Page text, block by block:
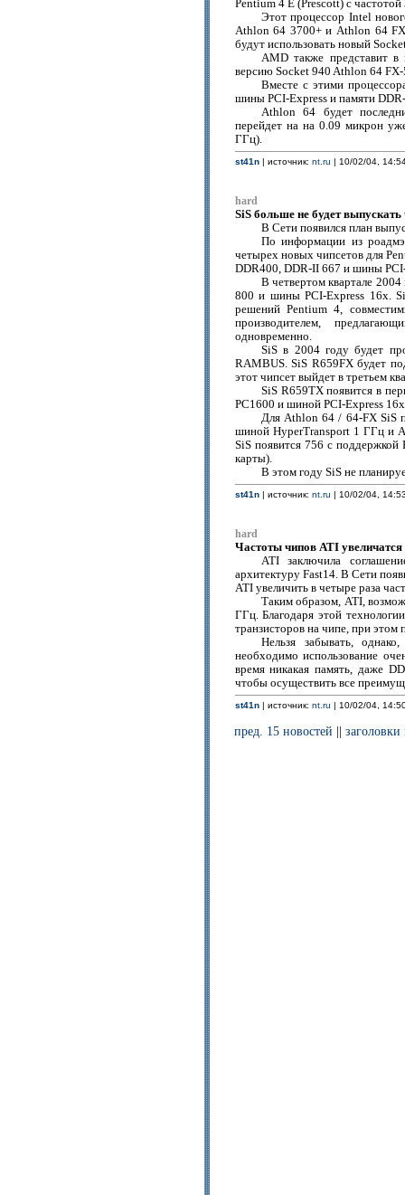
Pentium 4 E (Prescott) с
Этот процессор Intel
Athlon 64 3700+ и Athlon 64
будут использовать новый
AMD также представит
версию Socket 940 Athlon 64 FX-
Вместе с этими
шины PCI-Express и памяти
Athlon 64 будет
перейдет на на 0.09 микрон
ГГц).
st41n| источник: nt.ru | 10/02/04,
hard
SiS больше не будет
В Сети появился план
По информации из
четырех новых чипсетов для
DDR400, DDR-II 667 и шины
В четвертом квартале
800 и шины PCI-Express 16x.
решений Pentium 4,
производителем,
одновременно.
SiS в 2004 году будет
RAMBUS. SiS R659FX будет
этот чипсет выйдет в третьем
SiS R659TX появится в
PC1600 и шиной PCI-Express
Для Athlon 64 / 64-FX SiS
шиной HyperTransport 1 ГГц и
SiS появится 756 с поддержкой
карты).
В этом году SiS не
st41n| источник: nt.ru | 10/02/04,
hard
Частоты чипов ATI увеличатся
ATI заключила
архитектуру Fast14. В Сети
ATI увеличить в четыре раза
Таким образом, ATI,
ГГц. Благодаря этой
транзисторов на чипе, при этом
Нельзя забывать,
необходимо использование
время никакая память, даже
чтобы осуществить все
st41n| источник: nt.ru | 10/02/04,
пред. 15 новостей ||заголовки